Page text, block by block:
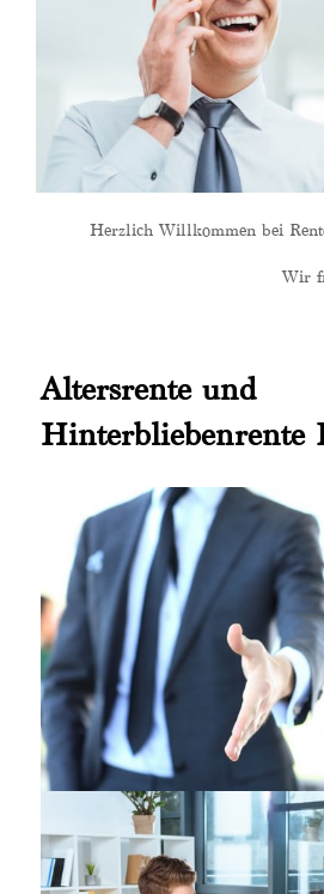
Herzlich Willkommen bei
Wir
Altersrente und
Hinterbliebenrente